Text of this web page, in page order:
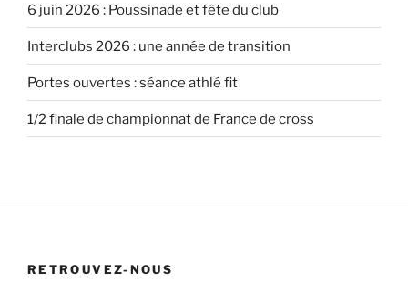
6 juin 2026 : Poussinade et fête du club
Interclubs 2026 : une année de transition
Portes ouvertes : séance athlé fit
1/2 finale de championnat de France de cross
RETROUVEZ-NOUS